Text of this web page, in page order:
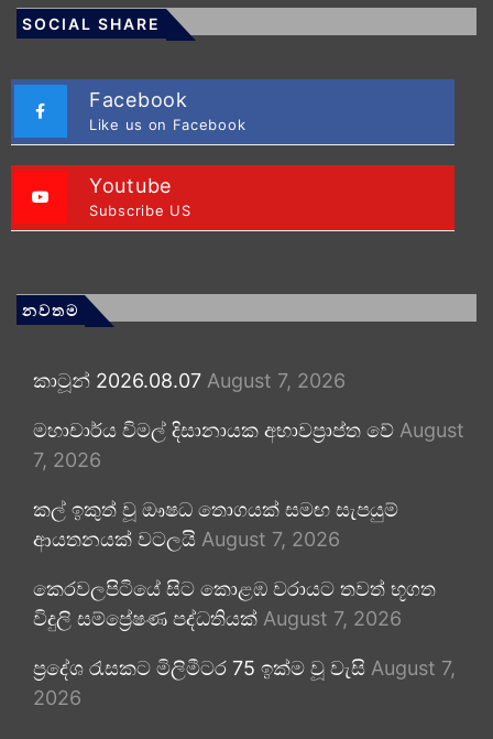
SOCIAL SHARE
Facebook
Like us on Facebook
Youtube
Subscribe US
නවතම
කාටූන් 2026.08.07 August 7, 2026
මහාචාර්ය විමල් දිසානායක අභාවප්‍රාප්ත වේ August
7, 2026
කල් ඉකුත් වූ ඖෂධ තොගයක් සමඟ සැපයුම්
ආයතනයක් වටලයි August 7, 2026
කෙරවලපිටියේ සිට කොළඹ වරායට තවත් භූගත
විදුලි සම්ප්‍රේෂණ පද්ධතියක් August 7, 2026
ප්‍රදේශ රැසකට මිලිමීටර 75 ඉක්ම වූ වැසි August 7,
2026